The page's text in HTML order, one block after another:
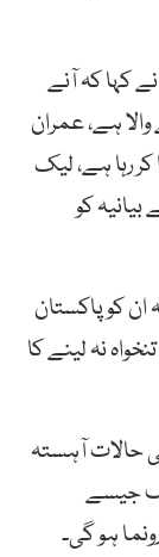
کہا کہ آنے
ہے، عمران
کر رہا ہے، لیک
کو
ان کوپاکستان
کے اوپر 10 ہزار روپے تنخواہ نہ لینے کا
حالات آہستہ
جیسے
ہو گی۔